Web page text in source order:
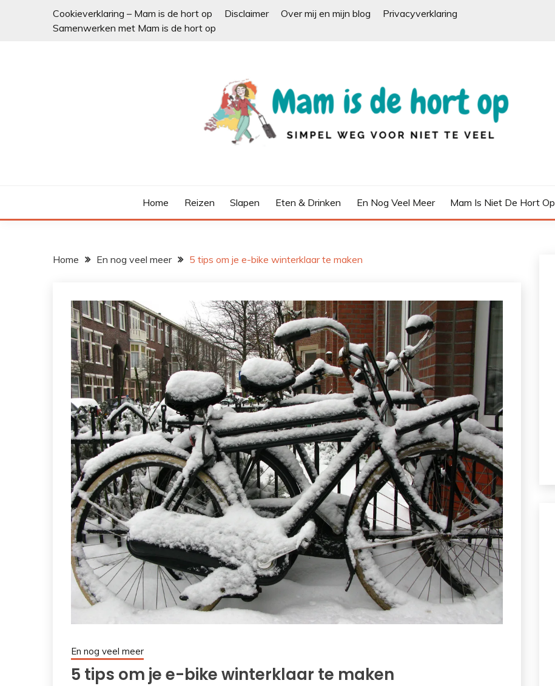
Cookieverklaring – Mam is de hort op Disclaimer Over mij en mijn blog
Privacyverklaring
Samenwerken met Mam is de hort op
Home Reizen Slapen Eten & Drinken En Nog Veel Meer Mam Is Niet De Hort Op
Home En nog veel meer 5 tips om je e-bike winterklaar te maken
En nog veel meer
5 tips om je e-bike winterklaar te maken